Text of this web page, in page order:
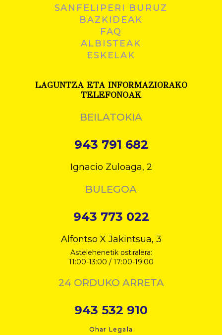
SANFELIPERI BURUZ
BAZKIDEAK
FAQ
ALBISTEAK
ESKELAK
LAGUNTZA ETA INFORMAZIORAKO
TELEFONOAK
BEILATOKIA
943 791 682
Ignacio Zuloaga, 2
BULEGOA
943 773 022
Alfontso X Jakintsua, 3
Astelehenetik ostiralera:
11:00-13:00 / 17:00-19:00
24 ORDUKO ARRETA
943 532 910
Ohar Legala